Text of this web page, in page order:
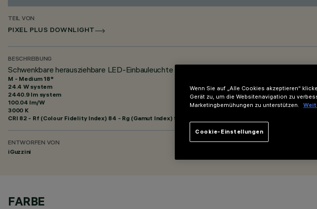
TEIL VON
PIXEL PLUS DOWNLIGHT
BESCHREIBUNG
Schwenkbare herausziehbare LED-Einbauleuchte - Elektronische Versorgungseinheit
M - Medium 18°
24.4 W system
2440.9 lm system
100.04 lm/W
3000 K
CRI 82 - Rf (Colour Fidelity Index) 84 - Rg (Gamut Index) 95
ENTWORFEN VON
iGuzzini
FARBE
Wenn Sie auf „Alle Cookies akzeptieren“
Gerät zu, um die Websitenavigation zu
Marketingbemühungen zu unterstützen.
Cookie-Einstellungen